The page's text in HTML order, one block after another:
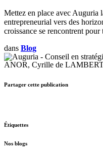
Mettez en place avec Auguria
entrepreneurial vers des
croissance se rencontrent
dans Blog
ANOR, Cyrille de
Partager cette publication
Étiquettes
Nos blogs